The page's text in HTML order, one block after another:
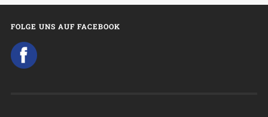
FOLGE UNS AUF FACEBOOK